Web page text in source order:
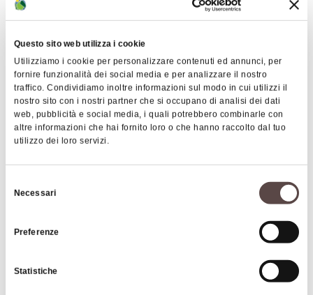
Questo sito web utilizza i cookie
Utilizziamo i cookie per personalizzare contenuti ed annunci, per
fornire funzionalità dei social media e per analizzare il nostro
traffico. Condividiamo inoltre informazioni sul modo in cui utilizzi il
nostro sito con i nostri partner che si occupano di analisi dei dati
web, pubblicità e social media, i quali potrebbero combinarle con
altre informazioni che hai fornito loro o che hanno raccolto dal tuo
utilizzo dei loro servizi.
delNecessari
Preferenze
Statistiche
La chiesa nel suo impianto a tre navate fu costruita
attuali (archi e facciata) sono il risultato di diversi
interventi successivi (1770 e fine '800). Al suo
interno si trovano una ceramica raffigurante la
Madonna delle Grazie, la stessa che venne
collocata dagli abitanti alla fine del '500, un paio di
tele settecentesche, alcuni pannelli di terracotta ed
valore è l’immagine sacra opera di Andrea Della
Robbia, un bassorilievo di maiolica bianca su fondo
piedi. Dal 1947 i padri Dehoniani gestiscono il
tutto il mondo.
+
−
Santuario della Madonna delle Grazie di Boccadirio
40035 Castiglione dei Pepoli